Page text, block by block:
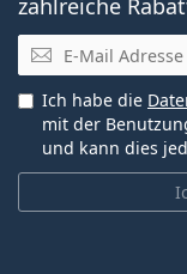
zahlreiche
E-Mail
Ich habe die
mit der
und kann dies